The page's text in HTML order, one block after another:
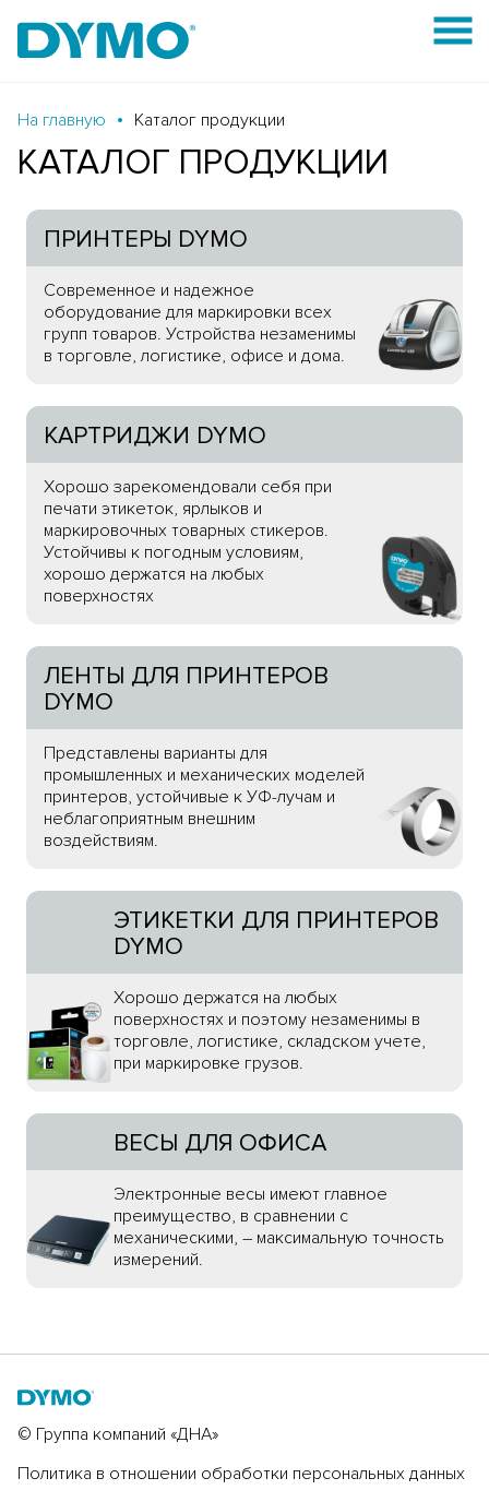
На главную Каталог продукции
КАТАЛОГ ПРОДУКЦИИ
ПРИНТЕРЫ DYMO
Современное и надежное
оборудование для маркировки всех
групп товаров. Устройства незаменимы
в торговле, логистике, офисе и дома.
КАРТРИДЖИ DYMO
Хорошо зарекомендовали себя при
печати этикеток, ярлыков и
маркировочных товарных стикеров.
Устойчивы к погодным условиям,
хорошо держатся на любых
поверхностях
ЛЕНТЫ ДЛЯ ПРИНТЕРОВ
DYMO
Представлены варианты для
промышленных и механических моделей
принтеров, устойчивые к УФ-лучам и
неблагоприятным внешним
воздействиям.
ЭТИКЕТКИ ДЛЯ ПРИНТЕРОВ
DYMO
Хорошо держатся на любых
поверхностях и поэтому незаменимы в
торговле, логистике, складском учете,
при маркировке грузов.
ВЕСЫ ДЛЯ ОФИСА
Электронные весы имеют главное
преимущество, в сравнении с
механическими, – максимальную точность
измерений.
© Группа компаний «ДНА»
Политика в отношении обработки персональных данных